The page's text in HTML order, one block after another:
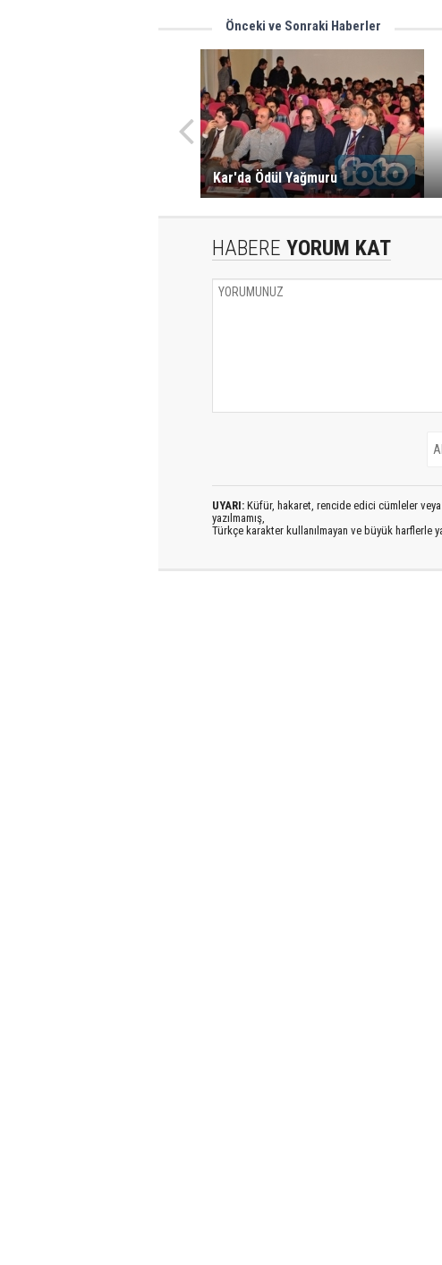
Önceki ve Sonraki Haberler
Kar'da Ödül Yağmuru
HABERE YORUM KAT
UYARI: Küfür, hakaret, rencide edici cümleler
yazılmamış,
Türkçe karakter kullanılmayan ve büyük harflerle